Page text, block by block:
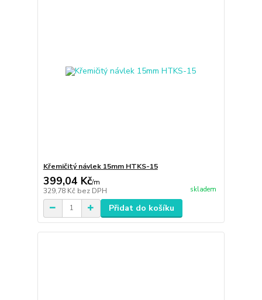
Křemičitý návlek 15mm HTKS-15
399,04 Kč/m
329,78 Kč bez DPH skladem
Přidat do košíku